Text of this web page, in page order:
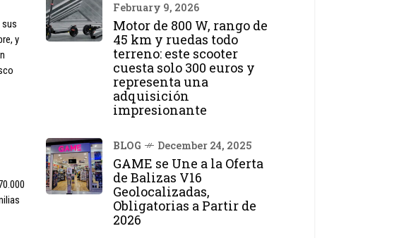
sus
y
February 9, 2026
Motor de 800 W, rango de
45 km y ruedas todo
terreno: este scooter
cuesta solo 300 euros y
representa una
adquisición
impresionante
BLOG December 24, 2025
GAME se Une a la Oferta
de Balizas V16
Geolocalizadas,
Obligatorias a Partir de
2026